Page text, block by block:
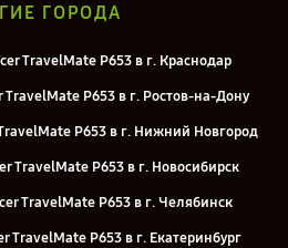
ГОРОДА
TravelMate P653 в г. Краснодар
TravelMate P653 в г. Ростов-на-Дону
P653 в г. Нижний Новгород
TravelMate P653 в г. Новосибирск
TravelMate P653 в г. Челябинск
TravelMate P653 в г. Екатеринбург